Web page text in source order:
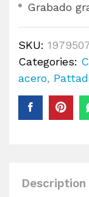
Grabado
SKU:
Categories:
acero,
Description